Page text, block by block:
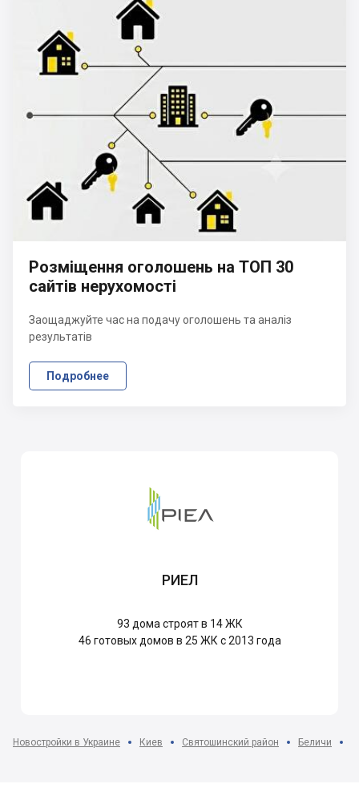
Розміщення оголошень на ТОП 30
сайтів нерухомості
Заощаджуйте час на подачу оголошень та аналіз
результатів
Подробнее
РИЕЛ
93 дома строят в 14 ЖК
46 готовых домов в 25 ЖК с 2013 года
Новостройки в Украине Киев Святошинский район Беличи